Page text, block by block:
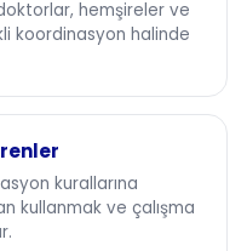
hemşireler ve
koordinasyon halinde
kurallarına
kullanmak ve çalışma